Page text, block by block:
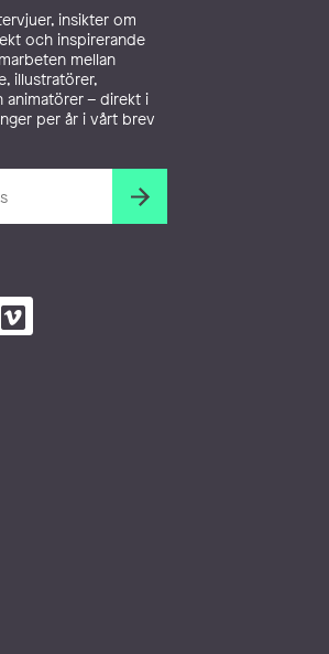
insikter om
och inspirerande
mellan
illustratörer,
animatörer – direkt i
per år i vårt brev